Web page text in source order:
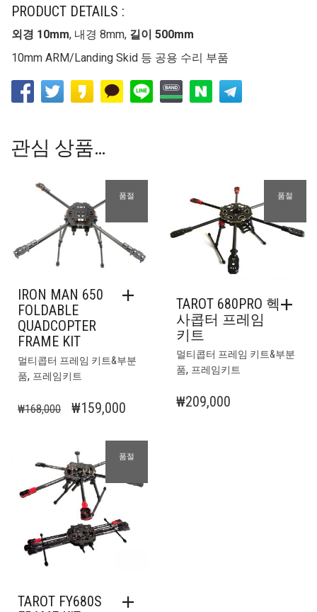
PRODUCT DETAILS :
외경 10mm, 내경 8mm, 길이 500mm
10mm ARM/Landing Skid 등 공용 수리 부품
관심 상품…
품절
IRON MAN 650
FOLDABLE
QUADCOPTER
FRAME KIT
멀티콥터 프레임 키트&부분
품, 프레임키트
₩168,000
원
가
격:
₩168,000.
₩159,000
₩159,000.
품절
TAROT 680PRO 헥
사콥터 프레임
키트
멀티콥터 프레임 키트&부분
품, 프레임키트
₩209,000
품절
TAROT FY680S